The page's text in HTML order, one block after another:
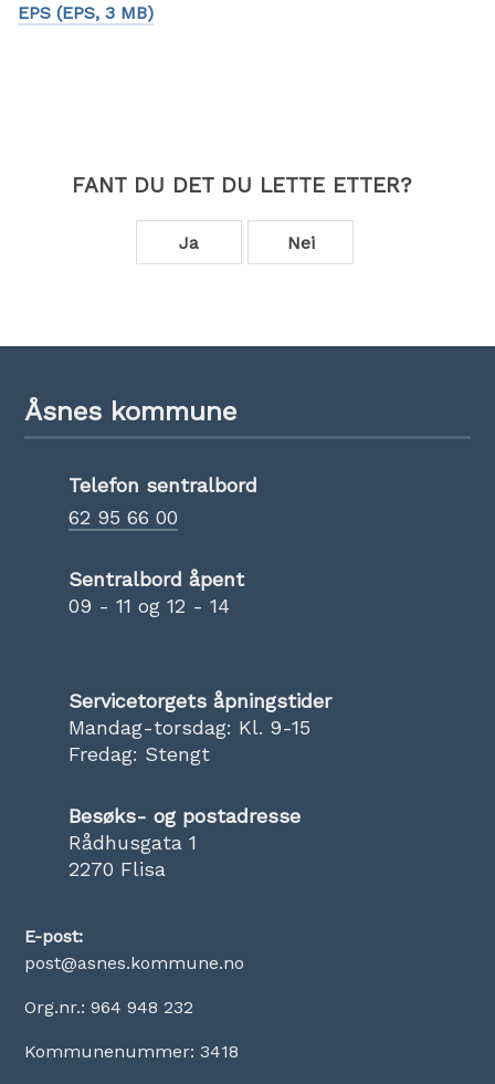
EPS (EPS, 3 MB)
FANT DU DET DU LETTE ETTER?
Ja Nei
Åsnes kommune
Telefon sentralbord
62 95 66 00
Sentralbord åpent
09 - 11 og 12 - 14
Servicetorgets åpningstider
Mandag-torsdag: Kl. 9-15
Fredag: Stengt
Besøks- og postadresse
Rådhusgata 1
2270 Flisa
E-post:
post@asnes.kommune.no
Org.nr.: 964 948 232
Kommunenummer: 3418